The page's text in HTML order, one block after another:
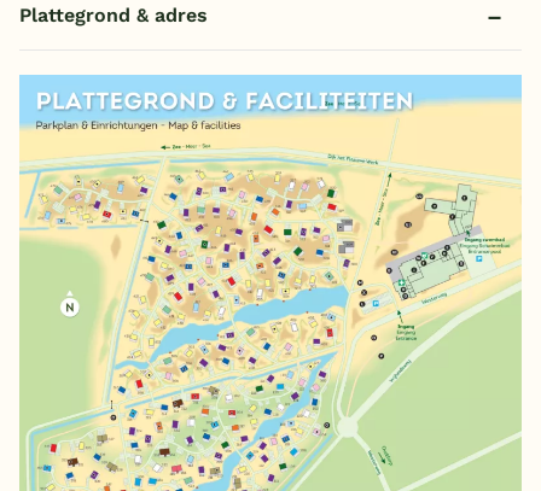
Plattegrond & adres